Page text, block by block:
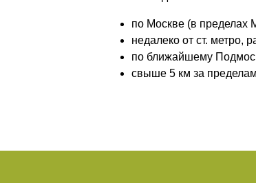
по Москве (в пределах
недалеко от ст. метро,
по ближайшему
свыше 5 км за